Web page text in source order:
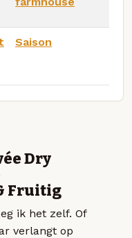
Saison
Dry
Fruitig
ik het zelf. Of
verlangt op